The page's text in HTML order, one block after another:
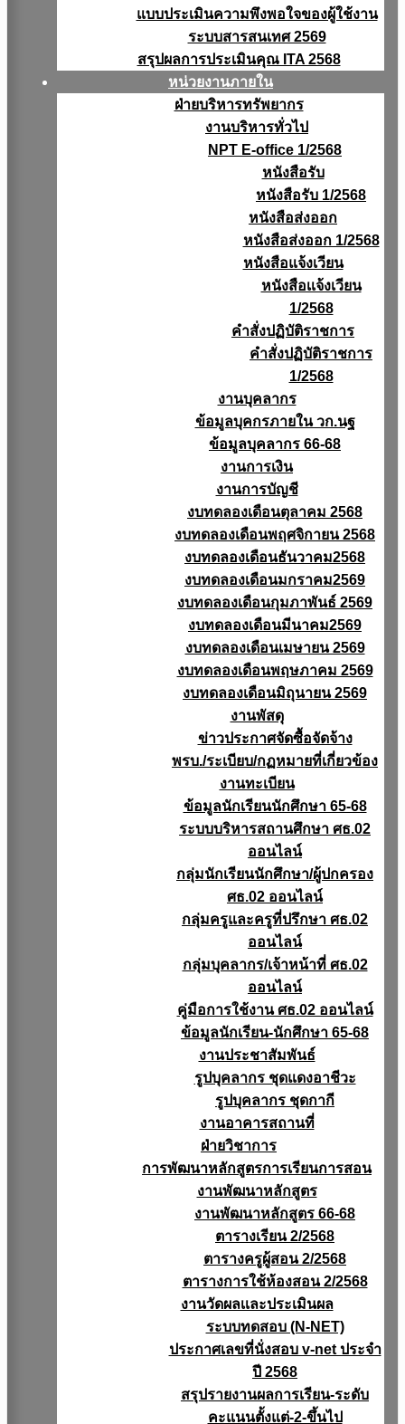
แบบประเมินความพึงพอใจของผู้ใช้งาน
ระบบสารสนเทศ 2569
สรุปผลการประเมินคุณ ITA 2568
หน่วยงานภายใน
ฝ่ายบริหารทรัพยากร
งานบริหารทั่วไป
NPT E-office 1/2568
หนังสือรับ
หนังสือรับ 1/2568
หนังสือส่งออก
หนังสือส่งออก 1/2568
หนังสือแจ้งเวียน
หนังสือเเจ้งเวียน
1/2568
คำสั่งปฏิบัติราชการ
คำสั่งปฏิบัติราชการ
1/2568
งานบุคลากร
ข้อมูลบุคกรภายใน วก.นฐ
ข้อมูลบุคลากร 66-68
งานการเงิน
งานการบัญชี
งบทดลองเดือนตุลาคม 2568
งบทดลองเดือนพฤศจิกายน 2568
งบทดลองเดือนธันวาคม2568
งบทดลองเดือนมกราคม2569
งบทดลองเดือนกุมภาพันธ์ 2569
งบทดลองเดือนมีนาคม2569
งบทดลองเดือนเมษายน 2569
งบทดลองเดือนพฤษภาคม 2569
งบทดลองเดือนมิถุนายน 2569
งานพัสดุ
ข่าวประกาศจัดซื้อจัดจ้าง
พรบ./ระเบียบ/กฏหมายที่เกี่ยวข้อง
งานทะเบียน
ข้อมูลนักเรียนนักศึกษา 65-68
ระบบบริหารสถานศึกษา ศธ.02
ออนไลน์
กลุ่มนักเรียนนักศึกษา/ผู้ปกครอง
ศธ.02 ออนไลน์
กลุ่มครูและครูที่ปรึกษา ศธ.02
ออนไลน์
กลุ่มบุคลากร/เจ้าหน้าที่ ศธ.02
ออนไลน์
คู่มือการใช้งาน ศธ.02 ออนไลน์
ข้อมูลนักเรียน-นักศึกษา 65-68
งานประชาสัมพันธ์
รูปบุคลากร ชุดแดงอาชีวะ
รูปบุคลากร ชุดกากี
งานอาคารสถานที่
ฝ่ายวิชาการ
การพัฒนาหลักสูตรการเรียนการสอน
งานพัฒนาหลักสูตร
งานพัฒนาหลักสูตร 66-68
ตารางเรียน 2/2568
ตารางครูผู้สอน 2/2568
ตารางการใช้ห้องสอน 2/2568
งานวัดผลเเละประเมินผล
ระบบทดสอบ (N-NET)
ประกาศเลขที่นั่งสอบ v-net ประจำ
ปี 2568
สรุปรายงานผลการเรียน-ระดับ
คะแนนตั้งแต่-2-ขึ้นไป